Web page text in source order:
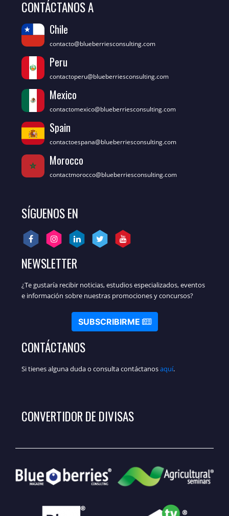
CONTÁCTANOS A
Chile
contacto@blueberriesconsulting.com
Peru
contactoperu@blueberriesconsulting.com
Mexico
contactomexico@blueberriesconsulting.com
Spain
contactoespana@blueberriesconsulting.com
Morocco
contactmorocco@blueberriesconsulting.com
SÍGUENOS EN
NEWSLETTER
¿Te gustaría recibir noticias, estudios especializados, eventos
e información sobre nuestras promociones y concursos?
SUBSCRIBIRME
CONTÁCTANOS
Si tienes alguna duda o consulta contáctanosaquí.
CONVERTIDOR DE DIVISAS